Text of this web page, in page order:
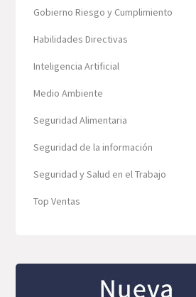
Gobierno Riesgo y Cumplimiento
Habilidades Directivas
Inteligencia Artificial
Medio Ambiente
Seguridad Alimentaria
Seguridad de la información
Seguridad y Salud en el Trabajo
Top Ventas